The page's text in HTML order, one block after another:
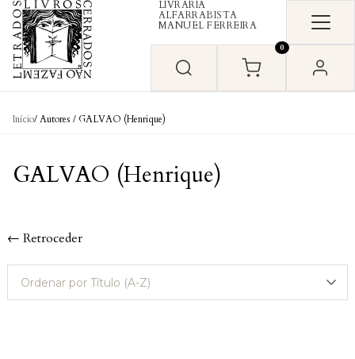
Skip to content
LIVRARIA
ALFARRABISTA
MANUEL FERREIRA
0
Início/ Autores / GALVAO (Henrique)
GALVAO (Henrique)
← Retroceder